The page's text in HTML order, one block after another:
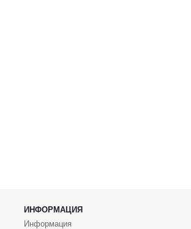
ИНФОРМАЦИЯ
Информация